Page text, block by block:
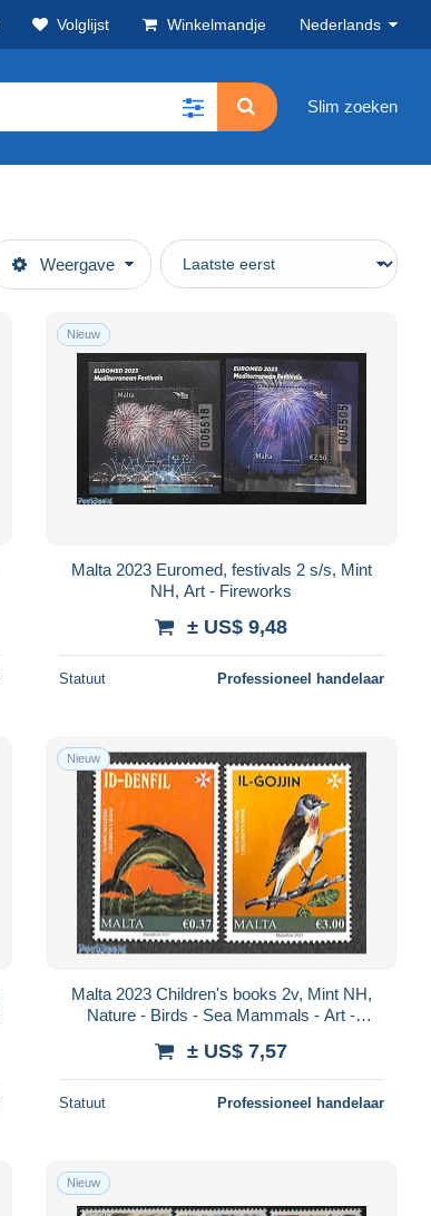
Volglijst Winkelmandje Nederlands
Slim zoeken
Weergave
Nieuw
Malta 2023 Euromed, festivals 2 s/s, Mint
NH, Art - Fireworks
± US$ 9,48
Statuut Professioneel handelaar
Nieuw
Malta 2023 Children's books 2v, Mint NH,
Nature - Birds - Sea Mammals - Art -
± US$ 7,57
Statuut Professioneel handelaar
Nieuw